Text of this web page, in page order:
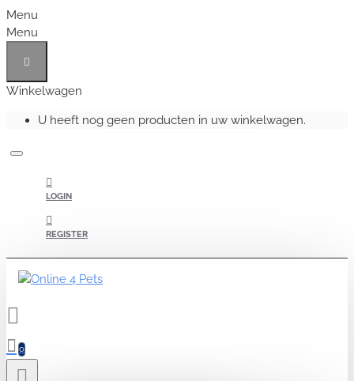
Menu
Menu
Winkelwagen
U heeft nog geen producten in uw winkelwagen.
LOGIN
REGISTER
0